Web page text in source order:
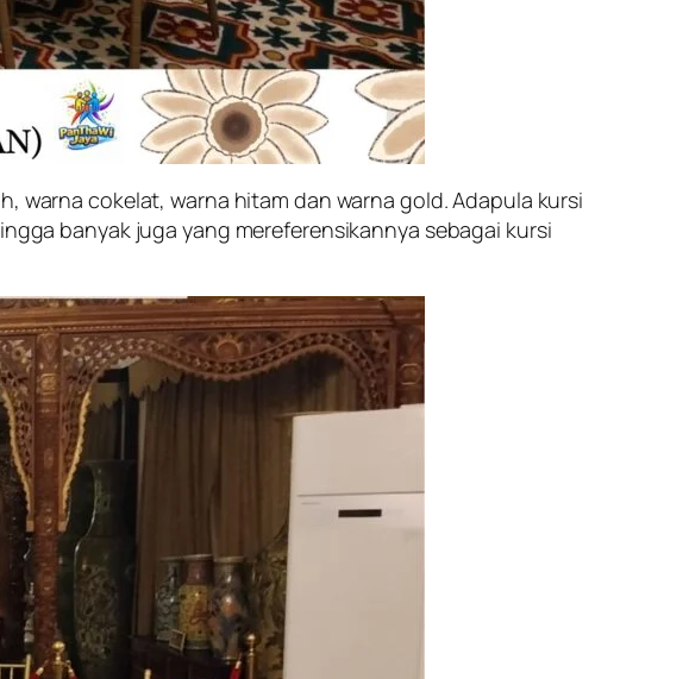
warna cokelat, warna hitam dan warna gold. Adapula kursi
banyak juga yang mereferensikannya sebagai kursi